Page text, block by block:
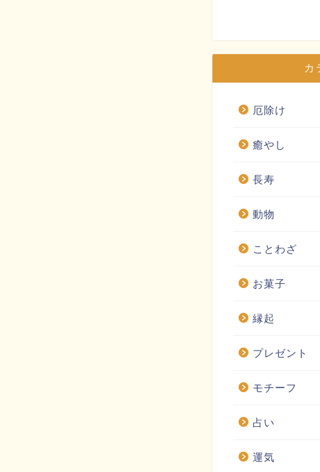
カ
厄除け
癒やし
長寿
動物
ことわざ
お菓子
縁起
プレゼント
モチーフ
占い
運気